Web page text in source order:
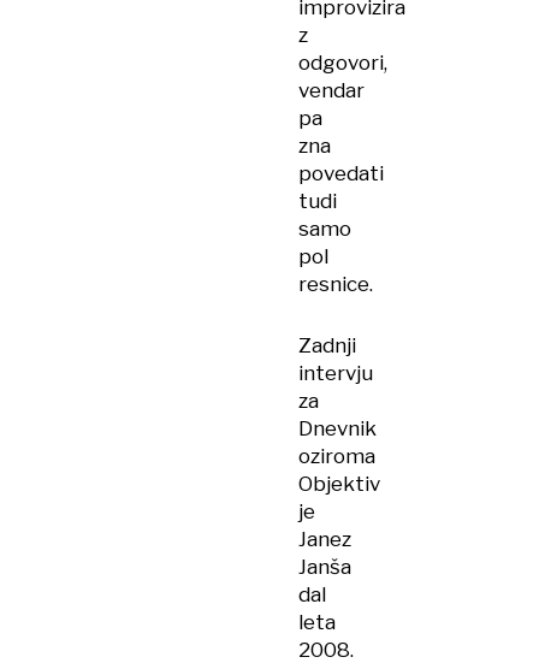
improvizira
z
odgovori,
vendar
pa
zna
povedati
tudi
samo
pol
resnice.
Zadnji
intervju
za
Dnevnik
oziroma
Objektiv
je
Janez
Janša
dal
leta
2008.